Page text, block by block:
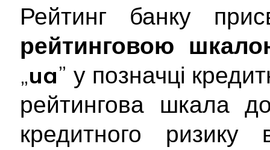
Рейтинг банку
рейтинговою
„ua” у позначці
рейтингова шкала
кредитного ризику